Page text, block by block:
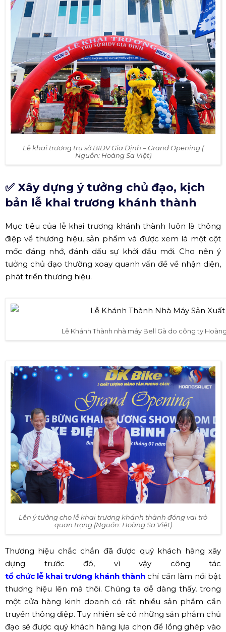
Lễ khai trương trụ sở BIDV Gia Định – Grand Opening (
Nguồn: Hoàng Sa Việt)
✅ Xây dựng ý tưởng chủ đạo, kịch
bản lễ khai trương khánh thành
Mục tiêu của lễ khai trương khánh thành luôn là thông
điệp về thương hiệu, sản phẩm và được xem là một cột
mốc đáng nhớ, đánh dấu sự khởi đầu mới. Cho nên ý
tưởng chủ đạo thường xoay quanh vấn đề về nhận diện,
phát triển thương hiệu.
Lễ Khánh Thành nhà máy Bell Gà do công ty
Lên ý tưởng cho lễ khai trương khánh thành đóng vai trò
quan trọng (Nguồn: Hoàng Sa Việt)
Thương hiệu chắc chắn đã được quý khách hàng xây
dựng trước đó, vì vậy công tác
tổ chức lễ khai trương khánh thành chỉ cần làm nổi bật
thương hiệu lên mà thôi. Chúng ta dễ dàng thấy, trong
một cửa hàng kinh doanh có rất nhiều sản phẩm cần
truyền thông điệp. Tuy nhiên sẽ có những sản phẩm chủ
đạo sẽ được quý khách hàng lựa chọn để lồng ghép vào